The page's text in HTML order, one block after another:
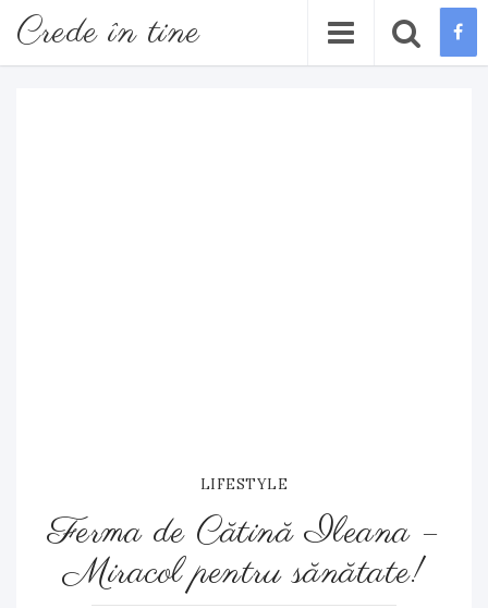
Crede în tine
LIFESTYLE
Ferma de Cătină Ileana –
Miracol pentru sănătate!